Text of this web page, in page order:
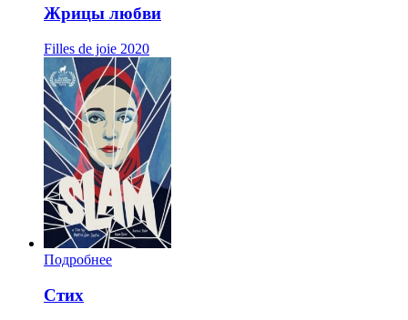
Жрицы любви
Filles de joie 2020
Подробнее
Стих